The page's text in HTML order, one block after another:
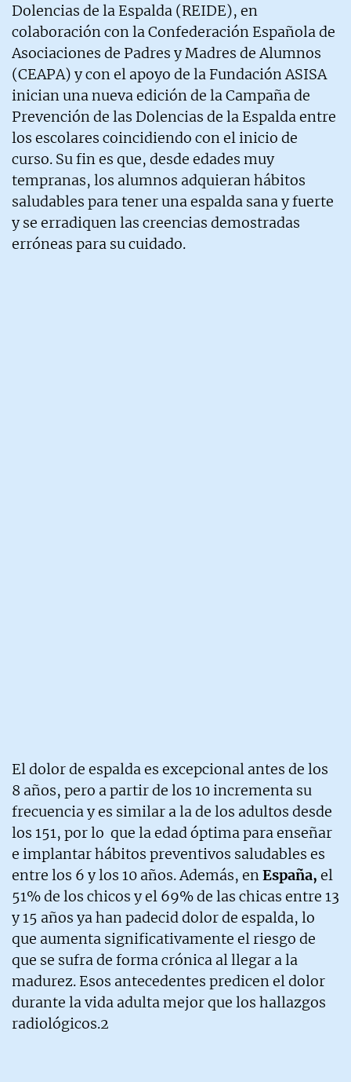
Dolencias de la Espalda (REIDE), en
colaboración con la Confederación Española de
Asociaciones de Padres y Madres de Alumnos
(CEAPA) y con el apoyo de la Fundación ASISA
inician una nueva edición de la Campaña de
Prevención de las Dolencias de la Espalda entre
los escolares coincidiendo con el inicio de
curso. Su fin es que, desde edades muy
tempranas, los alumnos adquieran hábitos
saludables para tener una espalda sana y fuerte
y se erradiquen las creencias demostradas
erróneas para su cuidado.
El dolor de espalda es excepcional antes de los
8 años, pero a partir de los 10 incrementa su
frecuencia y es similar a la de los adultos desde
los 151, por lo que la edad óptima para enseñar
e implantar hábitos preventivos saludables es
entre los 6 y los 10 años. Además, enEspaña, el
51% de los chicos y el 69% de las chicas entre 13
y 15 años ya han padecid dolor de espalda, lo
que aumenta significativamente el riesgo de
que se sufra de forma crónica al llegar a la
madurez. Esos antecedentes predicen el dolor
durante la vida adulta mejor que los hallazgos
radiológicos.2